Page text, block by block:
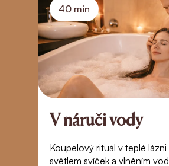
40 min
V náruči vody
Koupelový rituál v teplé lázni
světlem svíček a vlněním